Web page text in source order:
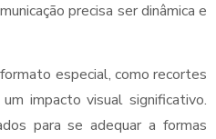
precisa ser dinâmica e
especial, como recortes
impacto visual significativo.
para se adequar a formas